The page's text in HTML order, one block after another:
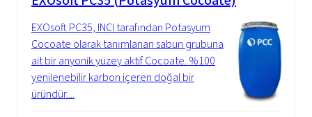
EXOsoft PC35, INCI tarafından Potasyum
Cocoate olarak tanımlanan sabun grubuna
ait bir anyonik yüzey aktif Cocoate. %100
yenilenebilir karbon içeren doğal bir
üründür....